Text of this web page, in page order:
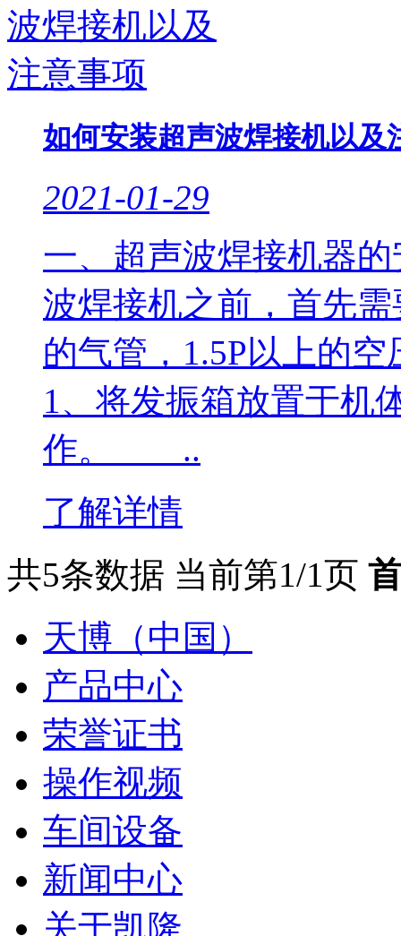
如何安装超声波焊接机以及
2021-01-29
一、超声波焊接机器
波焊接机之前，首先
的气管，1.5P以上
1、将发振箱放置于机
作。 ..
了解详情
共5条数据 当前第1/1页
天博（中国）
产品中心
荣誉证书
操作视频
车间设备
新闻中心
关于凯隆